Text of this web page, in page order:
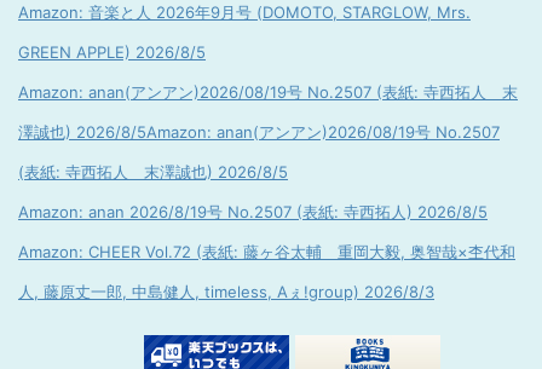
Amazon: 音楽と人 2026年9月号 (DOMOTO, STARGLOW, Mrs.
GREEN APPLE) 2026/8/5
Amazon: anan(アンアン)2026/08/19号 No.2507 (表紙: 寺西拓人 末
澤誠也) 2026/8/5Amazon: anan(アンアン)2026/08/19号 No.2507
(表紙: 寺西拓人 末澤誠也) 2026/8/5
Amazon: anan 2026/8/19号 No.2507 (表紙: 寺西拓人) 2026/8/5
Amazon: CHEER Vol.72 (表紙: 藤ヶ谷太輔 重岡大毅, 奥智哉×杢代和
人, 藤原丈一郎, 中島健人, timeless, Aぇ!group) 2026/8/3